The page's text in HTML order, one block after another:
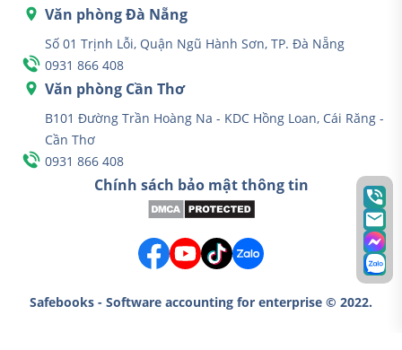
Văn phòng Đà Nẵng
Số 01 Trịnh Lỗi, Quận Ngũ Hành Sơn, TP. Đà Nẵng
0931 866 408
Văn phòng Cần Thơ
B101 Đường Trần Hoàng Na - KDC Hồng Loan, Cái Răng -
Cần Thơ
0931 866 408
Chính sách bảo mật thông tin
Safebooks - Software accounting for enterprise © 2022.